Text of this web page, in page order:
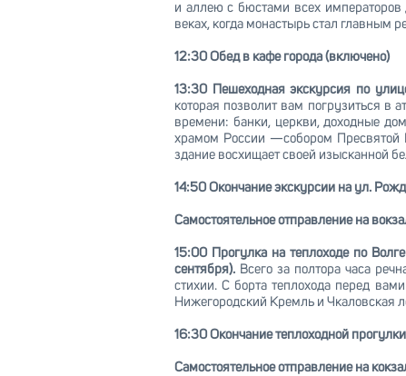
и аллею с бюстами всех
веках, когда монастырь стал главным
12:30 Обед в кафе города (включено)
13:30 Пешеходная экскурсия по
которая позволит вам погрузиться в
времени: банки, церкви, доходные
храмом России —собором Пресвятой
здание восхищает своей изысканной
14:50 Окончание экскурсии на ул.
Самостоятельное отправление на
15:00 Прогулка на теплоходе по
сентября). Всего за полтора часа
стихии. С борта теплохода перед
Нижегородский Кремль и Чкаловская
16:30 Окончание теплоходной
Самостоятельное отправление на